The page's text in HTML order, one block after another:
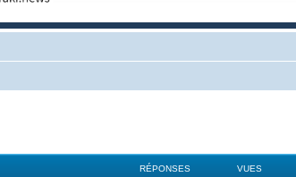
RÉPONSES VUES